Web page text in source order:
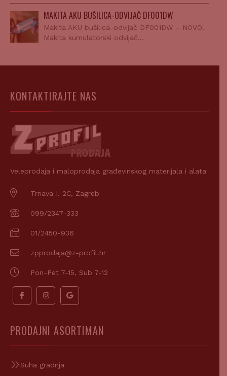
MAKITA AKU BUŠILICA-ODVIJAČ DF001DW
Makita AKU bušilica-odvijač DF001DW – NOVO!
Makita kumulatorski odvijač…
KONTAKTIRAJTE NAS
Veleprodaja i maloprodaja građevinskog materijala i alata
Trnava I. 2C, Zagreb
099/2347-333
01/2450-936
zpprodaja@z-profil.hr
Pon-Pet 7-15, Sub 7-12
PRODAJNI ASORTIMAN
Suha gradnja